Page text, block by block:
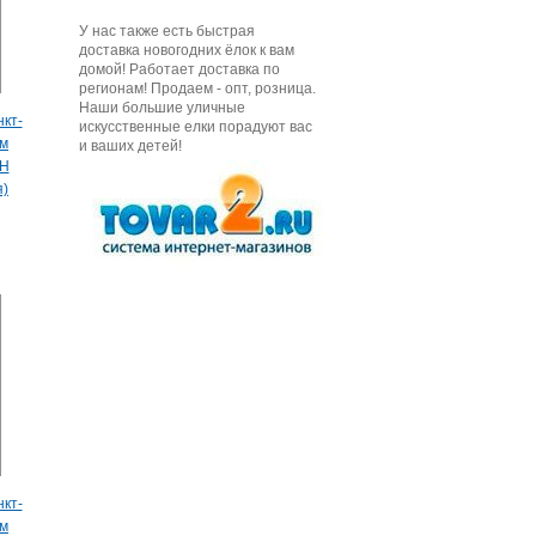
У нас также есть быстрая
доставка новогодних ёлок к вам
домой! Работает доставка по
регионам! Продаем - опт, розница.
Наши большие уличные
искусственные елки порадуют вас
и ваших детей!